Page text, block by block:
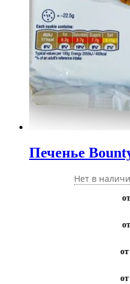
Печенье
Нет в